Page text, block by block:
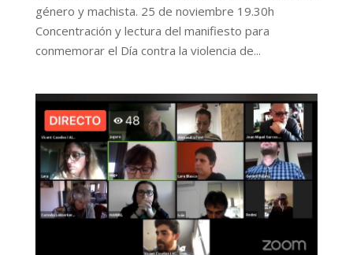
género y machista. 25 de noviembre 19.30h
Concentración y lectura del manifiesto para
conmemorar el Día contra la violencia de...